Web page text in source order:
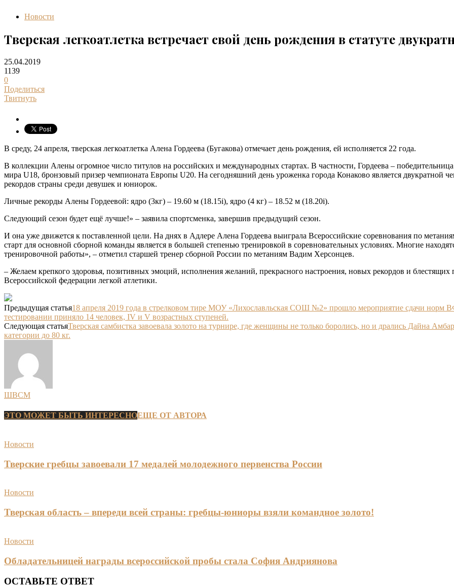
Новости
Тверская легкоатлетка встречает свой день рождения в статуте
25.04.2019
1139
0
Поделиться
Твитнуть
В среду, 24 апреля, тверская легкоатлетка Алена Гордеева (Бугакова) отмечает день рождения, ей исполняется 22 года.
В коллекции Алены огромное число титулов на российских и международных стартах. В частности, Гордеева –
мира U18, бронзовый призер чемпионата Европы U20. На сегодняшний день уроженка города Конаково является двукратной
рекордов страны среди девушек и юниорок.
Личные рекорды Алены Гордеевой: ядро (3кг) – 19.60 м (18.15i), ядро (4 кг) – 18.52 м (18.20i).
Следующий сезон будет ещё лучше!» – заявила спортсменка, завершив предыдущий сезон.
И она уже движется к поставленной цели. На днях в Адлере Алена Гордеева выиграла Всероссийские соревнования по
старт для основной сборной команды является в большей степенью тренировкой в соревновательных условиях. Многие
тренировочной работы», – отметил старшей тренер сборной России по метаниям Вадим Херсонцев.
– Желаем крепкого здоровья, позитивных эмоций, исполнения желаний, прекрасного настроения, новых рекордов и
Всероссийской федерации легкой атлетики.
Предыдущая статья18 апреля 2019 года в стрелковом тире МОУ «Лихославльская СОШ №2» прошло мероприятие сдачи норм
тестировании приняло 14 человек, IV и V возрастных ступеней.
Следующая статьяТверская самбистка завоевала золото на турнире, где женщины не только боролись, но и дрались Дайна
категории до 80 кг.
ШВСМ
ЭТО МОЖЕТ БЫТЬ ИНТЕРЕСНОЕЩЕ ОТ АВТОРА
Новости
Тверские гребцы завоевали 17 медалей молодежного первенства России
Новости
Тверская область – впереди всей страны: гребцы-юниоры взяли командное золото!
Новости
Обладательницей награды всероссийской пробы стала София Андриянова
ОСТАВЬТЕ ОТВЕТ